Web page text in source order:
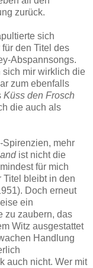
zurück.
sich
den Titel des
Abspannsongs.
sich mir wirklich die
zum ebenfalls
Küss den Frosch
die auch als
mehr
ist nicht die
für mich
Titel bleibt in den
Doch erneut
ein
zu zaubern, das
Witz ausgestattet
Handlung
auch nicht. Wer mit